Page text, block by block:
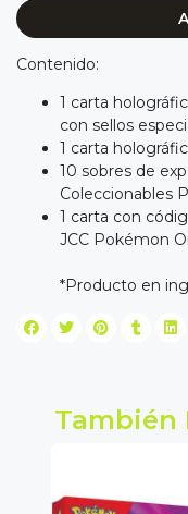
Contenido:
1 carta
con sellos
1 carta
10 sobres de
Coleccionables
1 carta con
JCC Pokémon
*Producto en
También